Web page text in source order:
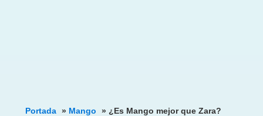
Portada » Mango » ¿Es Mango mejor que Zara?